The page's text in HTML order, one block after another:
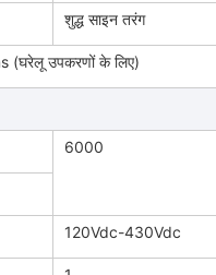
शुद्ध साइन तरंग
(घरेलू उपकरणों के लिए)
6000
120Vdc-430Vdc